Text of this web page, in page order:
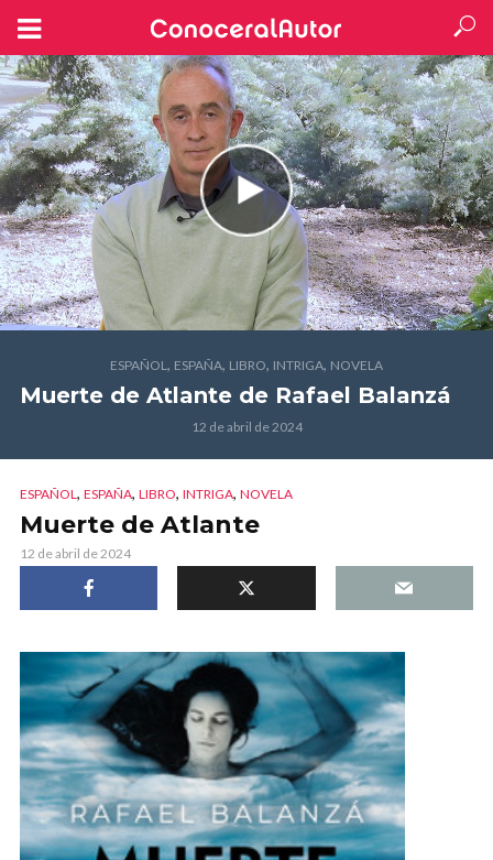
ESPAÑOL, ESPAÑA, LIBRO, INTRIGA, NOVELA
Muerte de Atlante de Rafael Balanzá
12 de abril de 2024
ESPAÑOL, ESPAÑA, LIBRO, INTRIGA, NOVELA
Muerte de Atlante
12 de abril de 2024